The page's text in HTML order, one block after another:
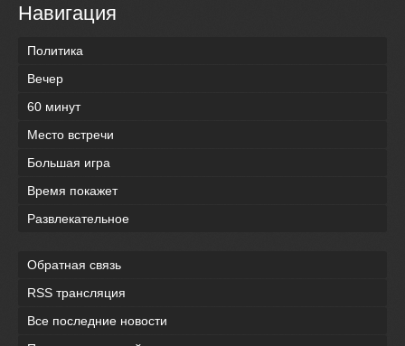
Навигация
Политика
Вечер
60 минут
Место встречи
Большая игра
Время покажет
Развлекательное
Обратная связь
RSS трансляция
Все последние новости